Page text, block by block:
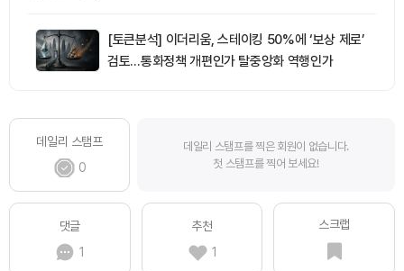
[토큰분석] 이더리움, 스테이킹 50%에 ‘보상 제로’
검토…통화정책 개편인가 탈중앙화 역행인가
데일리 스탬프
0
데일리 스탬프를 찍은 회원이 없습니다.
첫 스탬프를 찍어 보세요!
댓글
1
추천
1
스크랩